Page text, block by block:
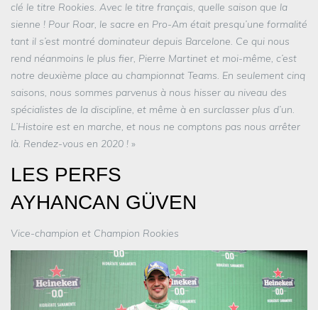
clé le titre Rookies. Avec le titre français, quelle saison que la
sienne ! Pour Roar, le sacre en Pro-Am était presqu’une formalité
tant il s’est montré dominateur depuis Barcelone. Ce qui nous
rend néanmoins le plus fier, Pierre Martinet et moi-même, c’est
notre deuxième place au championnat Teams. En seulement cinq
saisons, nous sommes parvenus à nous hisser au niveau des
spécialistes de la discipline, et même à en surclasser plus d’un.
L’Histoire est en marche, et nous ne comptons pas nous arrêter
là. Rendez-vous en 2020 ! »
LES PERFS
AYHANCAN GÜVEN
Vice-champion et Champion Rookies